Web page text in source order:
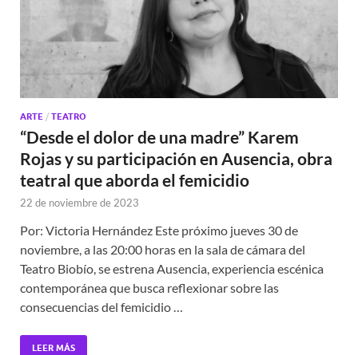
ARTE / TEATRO
“Desde el dolor de una madre” Karem
Rojas y su participación en Ausencia, obra
teatral que aborda el femicidio
22 de noviembre de 2023
Por: Victoria Hernández Este próximo jueves 30 de
noviembre, a las 20:00 horas en la sala de cámara del
Teatro Biobío, se estrena Ausencia, experiencia escénica
contemporánea que busca reflexionar sobre las
consecuencias del femicidio …
LEER MÁS